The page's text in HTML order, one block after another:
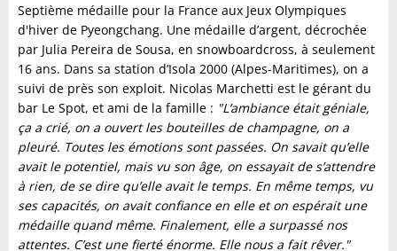
Septième médaille pour la France aux Jeux Olympiques
d'hiver de Pyeongchang. Une médaille d’argent, décrochée
par Julia Pereira de Sousa, en snowboardcross, à seulement
16 ans. Dans sa station d’Isola 2000 (Alpes-Maritimes), on a
suivi de près son exploit. Nicolas Marchetti est le gérant du
bar Le Spot, et ami de la famille : "L’ambiance était géniale,
ça a crié, on a ouvert les bouteilles de champagne, on a
pleuré. Toutes les émotions sont passées. On savait qu’elle
avait le potentiel, mais vu son âge, on essayait de s’attendre
à rien, de se dire qu’elle avait le temps. En même temps, vu
ses capacités, on avait confiance en elle et on espérait une
médaille quand même. Finalement, elle a surpassé nos
attentes. C’est une fierté énorme. Elle nous a fait rêver."